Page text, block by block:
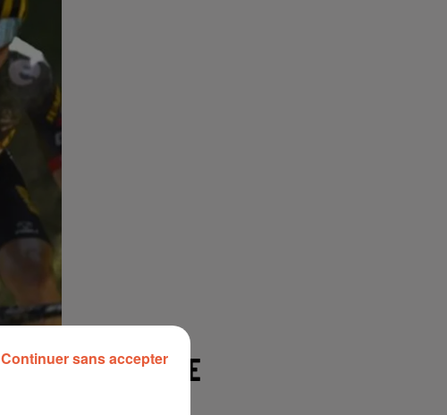
À LA UNE
Continuer sans accepter